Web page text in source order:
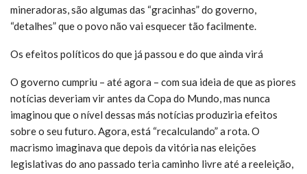
mineradoras, são algumas das “gracinhas” do governo,
“detalhes” que o povo não vai esquecer tão facilmente.
Os efeitos políticos do que já passou e do que ainda virá
O governo cumpriu – até agora – com sua ideia de que as piores
notícias deveriam vir antes da Copa do Mundo, mas nunca
imaginou que o nível dessas más notícias produziria efeitos
sobre o seu futuro. Agora, está “recalculando” a rota. O
macrismo imaginava que depois da vitória nas eleições
legislativas do ano passado teria caminho livre até a reeleição,